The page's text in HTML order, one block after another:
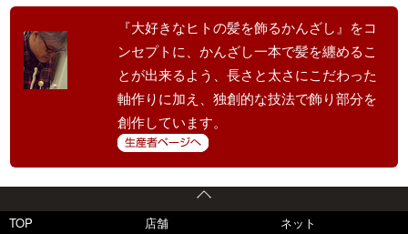
『大好きなヒトの髪を飾るかんざし』をコ
ンセプトに、かんざし一本で髪を纏めるこ
とが出来るよう、長さと太さにこだわった
軸作りに加え、独創的な技法で飾り部分を
創作しています。
TOP 店舗 ネット